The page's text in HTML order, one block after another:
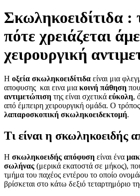
Σκωληκοειδίτιδα :
πότε χρειάζεται
χειρουργική
Η οξεία σκωληκοειδίτιδα είναι μια
αποφυσης και εινα μια κοινή πάθηση
αντιμετώπιση της είναι σχετικά εύκολη,
από έμπειρη χειρουργική ομάδα. Ο τρόπος
λαπαροσκοπική σκωληκοειδεκτομή.
Τι είναι η σκωληκοειδής
Η σκωληκοειδής απόφυση είναι ένα
σωλήνας (μερικά εκατοστά σε μήκος),
τμήμα του παχέος εντέρου το οποίο
βρίσκεται στο κάτω δεξιό τεταρτημόριο